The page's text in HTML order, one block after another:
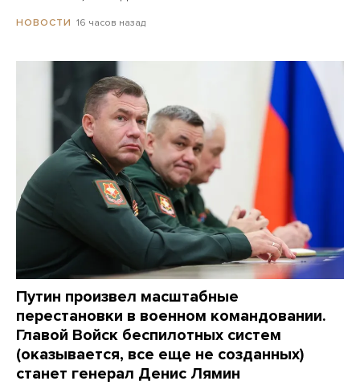
НОВОСТИ 16 часов назад
Путин произвел масштабные
перестановки в военном командовании.
Главой Войск беспилотных систем
(оказывается, все еще не созданных)
станет генерал Денис Лямин